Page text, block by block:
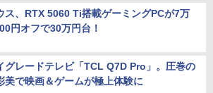
ス、RTX 5060 Ti搭載ゲーミングPCが7万
円オフで30万円台！
グレードテレビ「TCL Q7D Pro」。圧巻の
美で映画＆ゲームが極上体験に